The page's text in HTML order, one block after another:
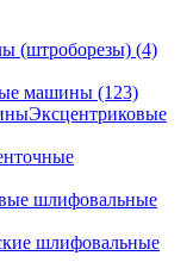
(штроборезы) (4)
машины (123)
Эксцентриковые
шлифовальные
шлифовальные